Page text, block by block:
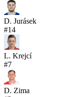
D. Jurásek
#14
L. Krejcí
#7
D. Zima